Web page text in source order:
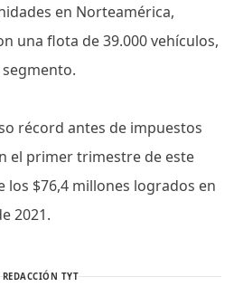
en Norteamérica,
una flota de 39.000 vehículos,
récord antes de impuestos
el primer trimestre de este
los $76,4 millones logrados en
2021.
REDACCIÓN TYT